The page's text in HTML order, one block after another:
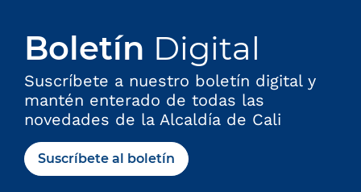
Boletín Digital
Suscríbete a nuestro boletín digital y
mantén enterado de todas las
novedades de la Alcaldía de Cali
Suscríbete al boletín